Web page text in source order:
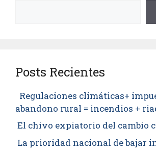
Posts Recientes
Regulaciones climáticas+
abandono rural = incendios +
El chivo expiatorio del cambio
La prioridad nacional de bajar